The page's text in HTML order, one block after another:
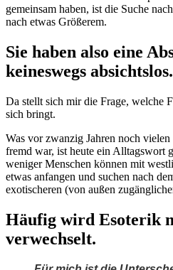
gemeinsam haben, ist die Suche
nach etwas Größerem.
Sie haben also eine
keineswegs absichtslos.
Da stellt sich mir die Frage, welche
sich bringt.
Was vor zwanzig Jahren noch
fremd war, ist heute ein Alltagswort
weniger Menschen können mit
etwas anfangen und suchen nach
exotischeren (von außen
Häufig wird Esoterik
verwechselt.